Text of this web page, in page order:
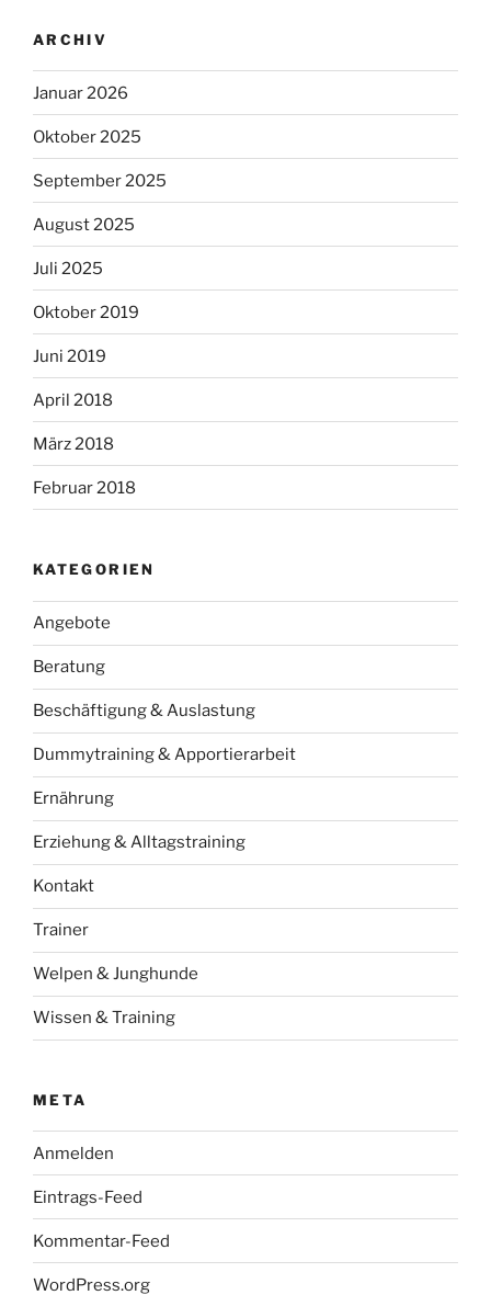
ARCHIV
Januar 2026
Oktober 2025
September 2025
August 2025
Juli 2025
Oktober 2019
Juni 2019
April 2018
März 2018
Februar 2018
KATEGORIEN
Angebote
Beratung
Beschäftigung & Auslastung
Dummytraining & Apportierarbeit
Ernährung
Erziehung & Alltagstraining
Kontakt
Trainer
Welpen & Junghunde
Wissen & Training
META
Anmelden
Eintrags-Feed
Kommentar-Feed
WordPress.org